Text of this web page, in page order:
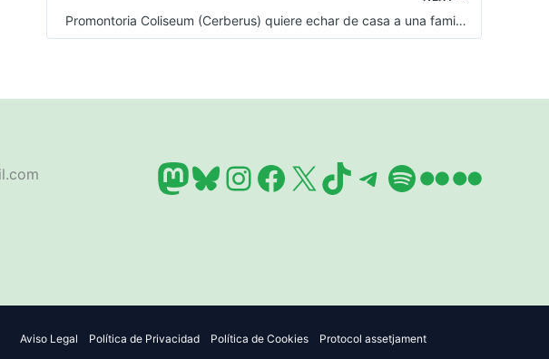
Promontoria Coliseum (Cerberus) quiere echar de casa a una familia hipotecada en vez de ofrecerle el alquiler social que le corresponde por ley
Mastodon
Bluesky
Instagram
Facebook
X TikTok
Telegram
Spotify
FlickrFlickr
Aviso Legal Política de Privacidad Política de Cookies Protocol assetjament